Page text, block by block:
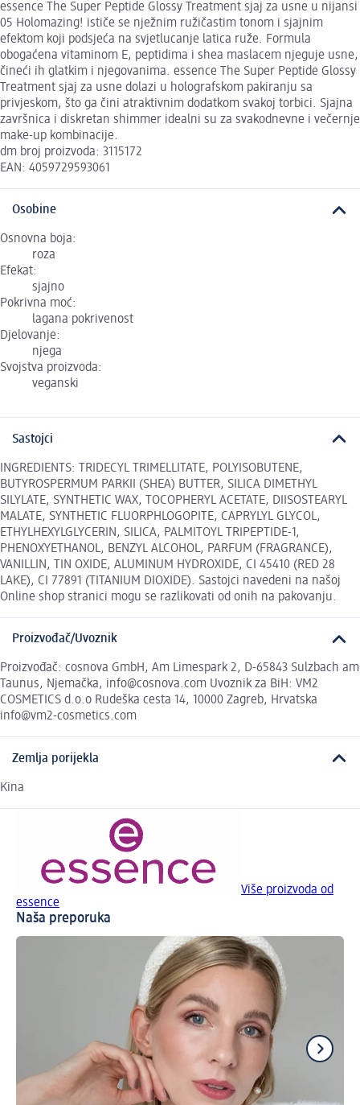
essence The Super Peptide Glossy Treatment sjaj za usne u nijansi
05 Holomazing! ističe se nježnim ružičastim tonom i sjajnim
efektom koji podsjeća na svjetlucanje latica ruže. Formula
obogaćena vitaminom E, peptidima i shea maslacem njeguje usne,
čineći ih glatkim i njegovanima. essence The Super Peptide Glossy
Treatment sjaj za usne dolazi u holografskom pakiranju sa
privjeskom, što ga čini atraktivnim dodatkom svakoj torbici. Sjajna
završnica i diskretan shimmer idealni su za svakodnevne i večernje
make-up kombinacije.
dm broj proizvoda: 3115172
EAN: 4059729593061
Osobine
Osnovna boja:
roza
Efekat:
sjajno
Pokrivna moć:
lagana pokrivenost
Djelovanje:
njega
Svojstva proizvoda:
veganski
Sastojci
INGREDIENTS: TRIDECYL TRIMELLITATE, POLYISOBUTENE,
BUTYROSPERMUM PARKII (SHEA) BUTTER, SILICA DIMETHYL
SILYLATE, SYNTHETIC WAX, TOCOPHERYL ACETATE, DIISOSTEARYL
MALATE, SYNTHETIC FLUORPHLOGOPITE, CAPRYLYL GLYCOL,
ETHYLHEXYLGLYCERIN, SILICA, PALMITOYL TRIPEPTIDE-1,
PHENOXYETHANOL, BENZYL ALCOHOL, PARFUM (FRAGRANCE),
VANILLIN, TIN OXIDE, ALUMINUM HYDROXIDE, CI 45410 (RED 28
LAKE), CI 77891 (TITANIUM DIOXIDE). Sastojci navedeni na našoj
Online shop stranici mogu se razlikovati od onih na pakovanju.
Proizvođač/Uvoznik
Proizvođač: cosnova GmbH, Am Limespark 2, D-65843 Sulzbach am
Taunus, Njemačka, info@cosnova.com Uvoznik za BiH: VM2
COSMETICS d.o.o Rudeška cesta 14, 10000 Zagreb, Hrvatska
info@vm2-cosmetics.com
Zemlja porijekla
Kina
Više proizvoda od
essence
Naša preporuka